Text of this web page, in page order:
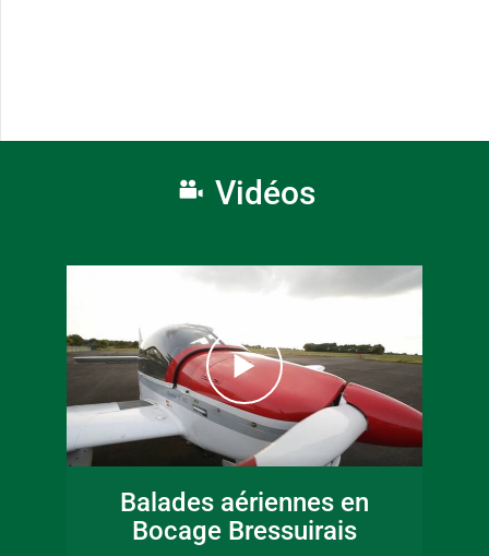
Vidéos
Balades aériennes en
Bocage Bressuirais